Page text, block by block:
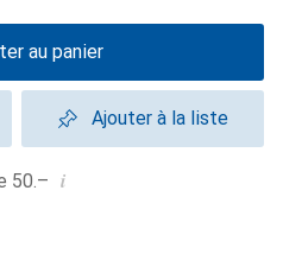
au panier
Ajouter à la liste
50.– i